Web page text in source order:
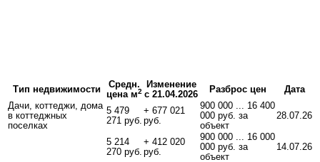
Тип недвижимости
Средн.
цена м2
Изменение
с 21.04.2026
Разброс цен
Дата
Дачи, коттеджи, дома
в коттеджных
поселках
5 479
271 руб.
+ 677 021
руб.
900 000 ... 16 400
000 руб. за
объект
28.07.26
5 214
270 руб.
+ 412 020
руб.
900 000 ... 16 000
000 руб. за
объект
14.07.26